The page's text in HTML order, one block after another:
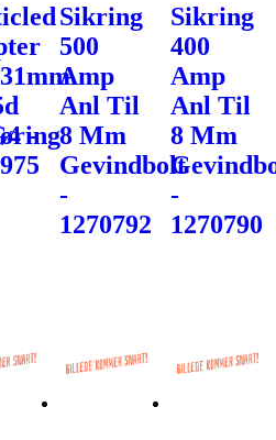
-
Sikring
500
Amp
Anl Til
8 Mm
Gevindbolt
-
1270792
Sikring
400
Amp
Anl Til
8 Mm
-
1270790